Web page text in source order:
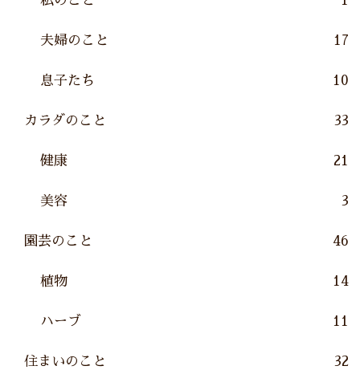
夫婦のこと 17
息子たち 10
カラダのこと 33
健康 21
美容 3
園芸のこと 46
植物 14
ハーブ 11
住まいのこと 32